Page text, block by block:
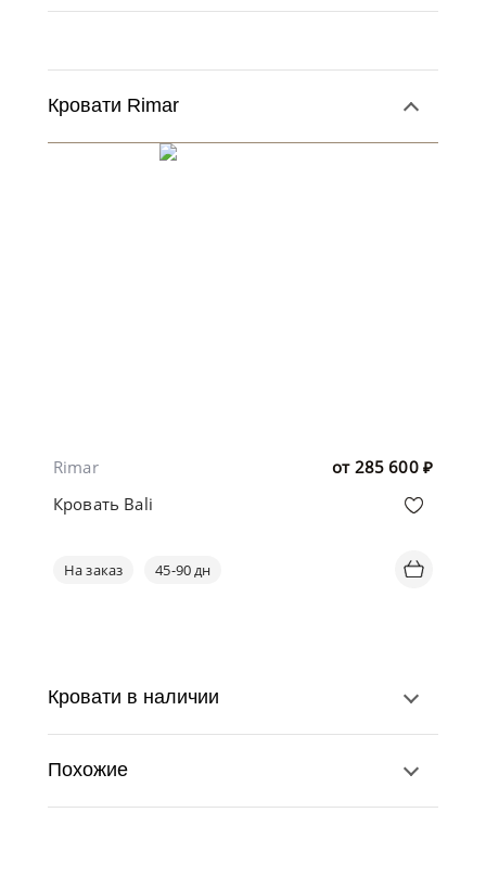
Кровати Rimar
от 285 600 ₽
Rimar
Кровать Bali
На заказ 45-90 дн
Кровати в наличии
Похожие